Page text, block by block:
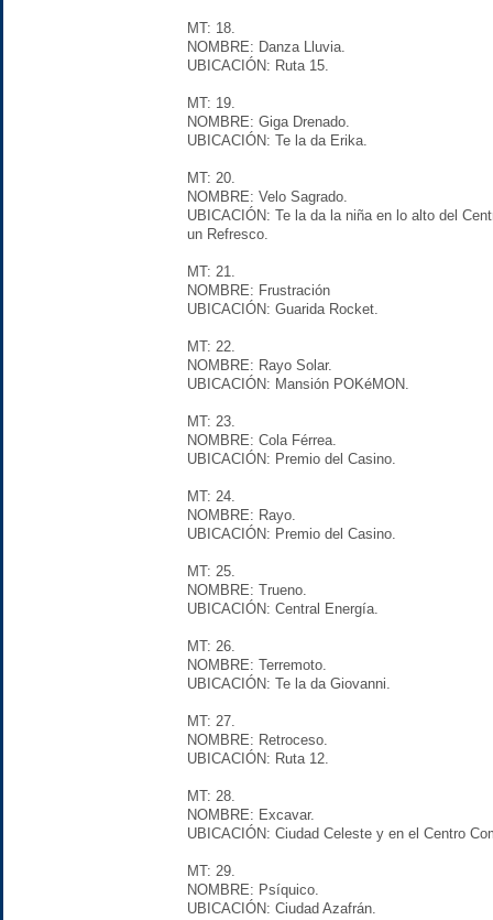
MT: 18.
NOMBRE: Danza Lluvia.
UBICACIÓN: Ruta 15.
MT: 19.
NOMBRE: Giga Drenado.
UBICACIÓN: Te la da Erika.
MT: 20.
NOMBRE: Velo Sagrado.
UBICACIÓN: Te la da la niña en lo alto del
un Refresco.
MT: 21.
NOMBRE: Frustración
UBICACIÓN: Guarida Rocket.
MT: 22.
NOMBRE: Rayo Solar.
UBICACIÓN: Mansión POKéMON.
MT: 23.
NOMBRE: Cola Férrea.
UBICACIÓN: Premio del Casino.
MT: 24.
NOMBRE: Rayo.
UBICACIÓN: Premio del Casino.
MT: 25.
NOMBRE: Trueno.
UBICACIÓN: Central Energía.
MT: 26.
NOMBRE: Terremoto.
UBICACIÓN: Te la da Giovanni.
MT: 27.
NOMBRE: Retroceso.
UBICACIÓN: Ruta 12.
MT: 28.
NOMBRE: Excavar.
UBICACIÓN: Ciudad Celeste y en el Centro
MT: 29.
NOMBRE: Psíquico.
UBICACIÓN: Ciudad Azafrán.